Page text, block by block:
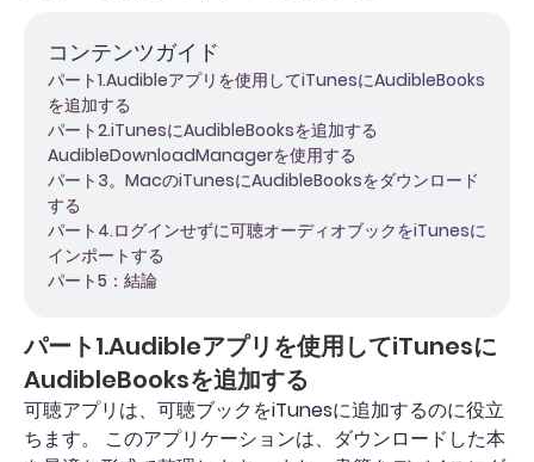
コンテンツガイド
パート1.Audibleアプリを使用してiTunesにAudibleBooks
を追加する
パート2.iTunesにAudibleBooksを追加する
AudibleDownloadManagerを使用する
パート3。MacのiTunesにAudibleBooksをダウンロード
する
パート4.ログインせずに可聴オーディオブックをiTunesに
インポートする
パート5：結論
パート1.Audibleアプリを使用してiTunesに
AudibleBooksを追加する
可聴アプリは、可聴ブックをiTunesに追加するのに役立
ちます。 このアプリケーションは、ダウンロードした本